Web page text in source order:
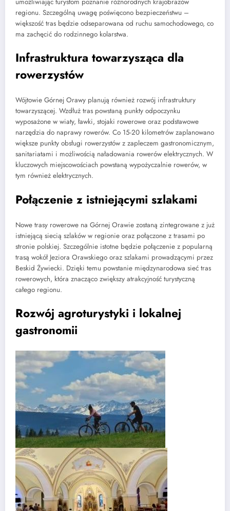
regionu. Szczególną uwagę poświęcono bezpieczeństwu –
większość tras będzie odseparowana od ruchu samochodowego, co
ma zachęcić do rodzinnego kolarstwa.
Infrastruktura towarzysząca dla
rowerzystów
Wójtowie Górnej Orawy planują również rozwój infrastruktury
towarzyszącej. Wzdłuż tras powstaną punkty odpoczynku
wyposażone w wiaty, ławki, stojaki rowerowe oraz podstawowe
narzędzia do naprawy rowerów. Co 15-20 kilometrów zaplanowano
większe punkty obsługi rowerzystów z zapleczem gastronomicznym,
sanitariatami i możliwością naładowania rowerów elektrycznych. W
kluczowych miejscowościach powstaną wypożyczalnie rowerów, w
tym również elektrycznych.
Połączenie z istniejącymi szlakami
Nowe trasy rowerowe na Górnej Orawie zostaną zintegrowane z już
istniejącą siecią szlaków w regionie oraz połączone z trasami po
stronie polskiej. Szczególnie istotne będzie połączenie z popularną
trasą wokół Jeziora Orawskiego oraz szlakami prowadzącymi przez
Beskid Żywiecki. Dzięki temu powstanie międzynarodowa sieć tras
rowerowych, która znacząco zwiększy atrakcyjność turystyczną
całego regionu.
Rozwój agroturystyki i lokalnej
gastronomii